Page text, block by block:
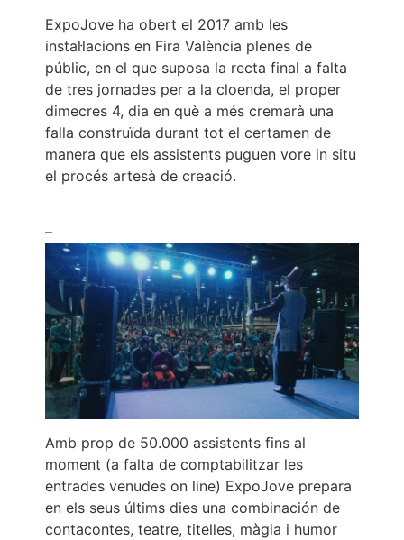
ExpoJove ha obert el 2017 amb les
instal·lacions en Fira València plenes de
públic, en el que suposa la recta final a falta
de tres jornades per a la cloenda, el proper
dimecres 4, dia en què a més cremarà una
falla construïda durant tot el certamen de
manera que els assistents puguen vore in situ
el procés artesà de creació.
–
Amb prop de 50.000 assistents fins al
moment (a falta de comptabilitzar les
entrades venudes on line) ExpoJove prepara
en els seus últims dies una combinación de
contacontes, teatre, titelles, màgia i humor